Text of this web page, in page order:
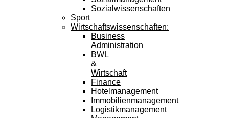
Sozialwissenschaften
Sport
Wirtschaftswissenschaften:
Business
Administration
BWL
&
Wirtschaft
Finance
Hotelmanagement
Immobilienmanagement
Logistikmanagement